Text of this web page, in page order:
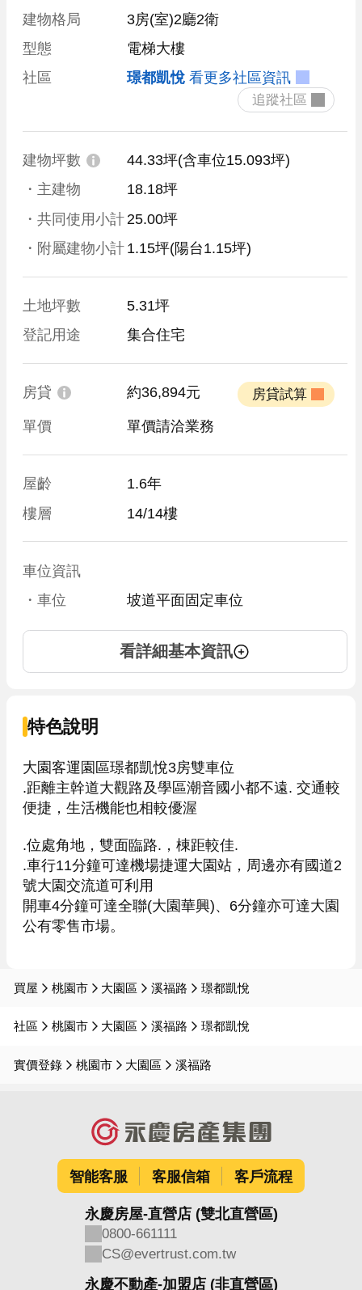
建物格局
3房(室)2廳2衛
型態
電梯大樓
社區
璟都凱悅 看更多社區資訊
建物坪數 44.33坪(含車位15.093坪)
・主建物
18.18坪
・共同使用小計 25.00坪
・附屬建物小計 1.15坪(陽台1.15坪)
土地坪數
5.31坪
登記用途
集合住宅
房貸 約36,894元
單價 單價請洽業務
屋齡
1.6年
樓層
14/14樓
車位資訊
・車位
坡道平面固定車位
看詳細基本資訊
特色說明
大園客運園區璟都凱悅3房雙車位
.距離主幹道大觀路及學區潮音國小都不遠. 交通較
便捷，生活機能也相較優渥
.位處角地，雙面臨路.，棟距較佳.
.車行11分鐘可達機場捷運大園站，周邊亦有國道2
號大園交流道可利用
開車4分鐘可達全聯(大園華興)、6分鐘亦可達大園
公有零售市場。
買屋 桃園市 大園區 溪福路 璟都凱悅
社區 桃園市 大園區 溪福路 璟都凱悅
實價登錄 桃園市 大園區 溪福路
智能客服 客服信箱 客戶流程
永慶房屋-直營店 (雙北直營區)
0800-661111
CS@evertrust.com.tw
永慶不動產-加盟店 (非直營區)